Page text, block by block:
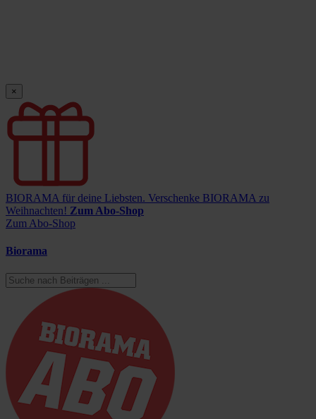
×
BIORAMA für deine Liebsten. Verschenke BIORAMA zu
Weihnachten! Zum Abo-Shop
Zum Abo-Shop
Biorama